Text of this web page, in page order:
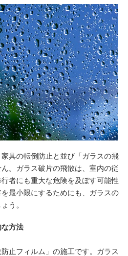
具の転倒防止と並び「ガラスの飛
。ガラス破片の飛散は、室内の従
者にも重大な危険を及ぼす可能性
最小限にするためにも、ガラスの
う。
方法
止フィルム」の施工です。ガラス